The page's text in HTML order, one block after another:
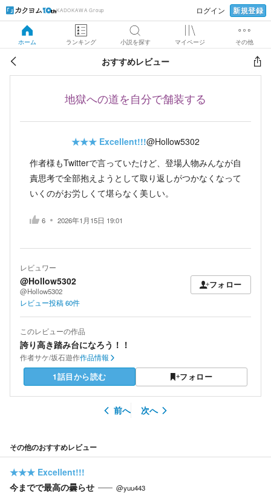
KADOKAWA Group ログイン 新規登録
ホーム ランキング 小説を探す マイページ その他
おすすめレビュー
地獄への道を自分で舗装する
★★★ Excellent!!!@Hollow5302
作者様もTwitterで言っていたけど、登場人物みんなが自
責思考で全部抱えようとして取り返しがつかなくなって
いくのがお労しくて堪らなく美しい。
6 2026年1月15日 19:01
レビュワー
@Hollow5302
@Hollow5302
フォロー
レビュー投稿60件
このレビューの作品
誇り高き踏み台になろう！！
作者サケ/坂石遊作作品情報
1話目から読む フォロー
前へ 次へ
その他のおすすめレビュー
★★★ Excellent!!!
今までで最高の曇らせ
@yuu443